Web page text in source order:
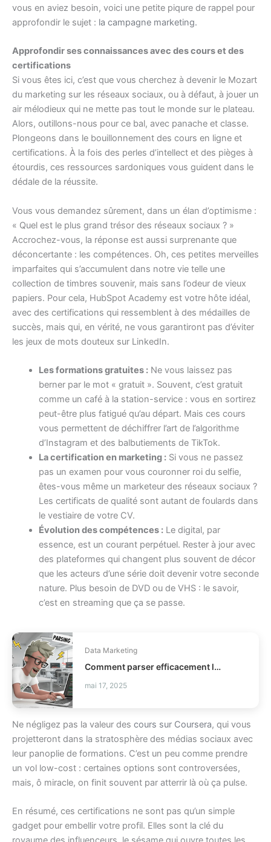
vous en aviez besoin, voici une petite piqure de rappel pour
approfondir le sujet : la campagne marketing.
Approfondir ses connaissances avec des cours et des
certifications
Si vous êtes ici, c’est que vous cherchez à devenir le Mozart
du marketing sur les réseaux sociaux, ou à défaut, à jouer un
air mélodieux qui ne mette pas tout le monde sur le plateau.
Alors, outillons-nous pour ce bal, avec panache et classe.
Plongeons dans le bouillonnement des cours en ligne et
certifications. À la fois des perles d’intellect et des pièges à
étourdis, ces ressources sardoniques vous guident dans le
dédale de la réussite.
Vous vous demandez sûrement, dans un élan d’optimisme :
« Quel est le plus grand trésor des réseaux sociaux ? »
Accrochez-vous, la réponse est aussi surprenante que
déconcertante : les compétences. Oh, ces petites merveilles
imparfaites qui s’accumulent dans notre vie telle une
collection de timbres souvenir, mais sans l’odeur de vieux
papiers. Pour cela, HubSpot Academy est votre hôte idéal,
avec des certifications qui ressemblent à des médailles de
succès, mais qui, en vérité, ne vous garantiront pas d’éviter
les jeux de mots douteux sur LinkedIn.
Les formations gratuites :Ne vous laissez pas
berner par le mot « gratuit ». Souvent, c’est gratuit
comme un café à la station-service : vous en sortirez
peut-être plus fatigué qu’au départ. Mais ces cours
vous permettent de déchiffrer l’art de l’algorithme
d’Instagram et des balbutiements de TikTok.
La certification en marketing :Si vous ne passez
pas un examen pour vous couronner roi du selfie,
êtes-vous même un marketeur des réseaux sociaux ?
Les certificats de qualité sont autant de foulards dans
le vestiaire de votre CV.
Évolution des compétences :Le digital, par
essence, est un courant perpétuel. Rester à jour avec
des plateformes qui changent plus souvent de décor
que les acteurs d’une série doit devenir votre seconde
nature. Plus besoin de DVD ou de VHS : le savoir,
c’est en streaming que ça se passe.
Data Marketing
Comment parser efficacement les dates et heures en Python ?
mai 17, 2025
Ne négligez pas la valeur des cours sur Coursera, qui vous
projetteront dans la stratosphère des médias sociaux avec
leur panoplie de formations. C’est un peu comme prendre
un vol low-cost : certaines options sont controversées,
mais, ô miracle, on finit souvent par atterrir là où ça pulse.
En résumé, ces certifications ne sont pas qu’un simple
gadget pour embellir votre profil. Elles sont la clé du